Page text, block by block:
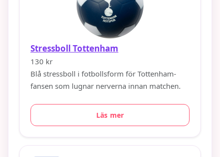
Stressboll Tottenham
130 kr
Blå stressboll i fotbollsform för Tottenham-
fansen som lugnar nerverna innan matchen.
Läs mer